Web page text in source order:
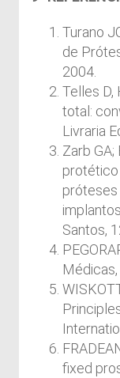
Turano
de
2004.
Telles D,
total:
Livraria
Zarb
protético
próteses
Santos,
Médicas,
fixed